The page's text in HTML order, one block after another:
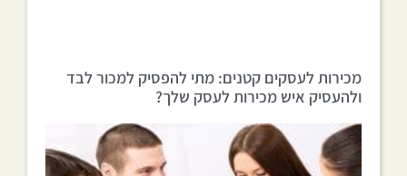
מכירות לעסקים קטנים: מתי להפסיק למכור לבד
ולהעסיק איש מכירות לעסק שלך?